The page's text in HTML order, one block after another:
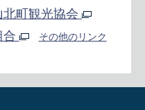
北町観光協会
その他のリンク